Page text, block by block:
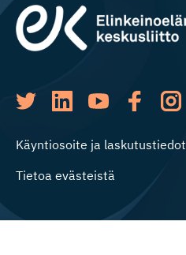
Käyntiosoite ja laskutustiedot
Tietoa evästeistä